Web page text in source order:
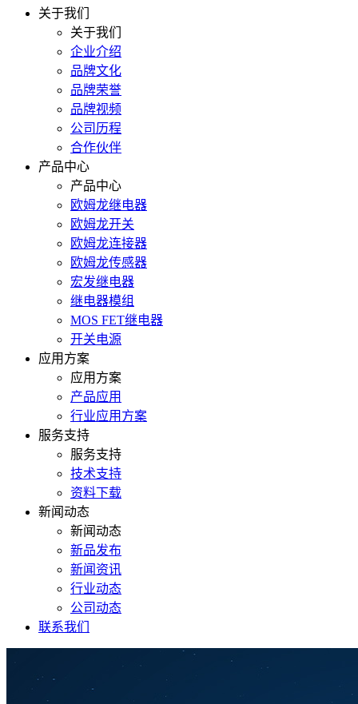
关于我们
关于我们
企业介绍
品牌文化
品牌荣誉
品牌视频
公司历程
合作伙伴
产品中心
产品中心
欧姆龙继电器
欧姆龙开关
欧姆龙连接器
欧姆龙传感器
宏发继电器
继电器模组
MOS FET继电器
开关电源
应用方案
应用方案
产品应用
行业应用方案
服务支持
服务支持
技术支持
资料下载
新闻动态
新闻动态
新品发布
新闻资讯
行业动态
公司动态
联系我们